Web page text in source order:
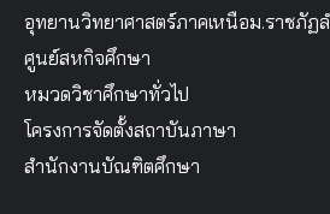
อุทยานวิทยาศาสตร์ภาคเหนือม.ราชภัฏ
ศูนย์สหกิจศึกษา
หมวดวิชาศึกษาทั่วไป
โครงการจัดตั้งสถาบันภาษา
สำนักงานบัณฑิตศึกษา